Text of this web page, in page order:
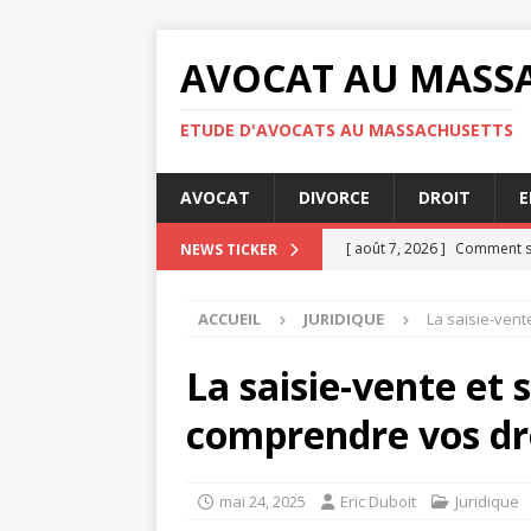
AVOCAT AU
ETUDE D'AVOCATS AU MASSACHUSETTS
AVOCAT DIVORCE DROIT
NEWS TICKER [ août 7, 2026 ] Comment
[ août 7, 2026 ] Les
Les
[ août 8, 2026 ] Nullité
ACCUEIL JURIDIQUE La saisie-
La saisie-vente et
comprendre vos
mai 24, 2025 Eric Duboit Juridique